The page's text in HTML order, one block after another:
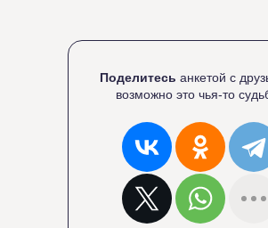
Поделитесь анкетой с
возможно это чья-то